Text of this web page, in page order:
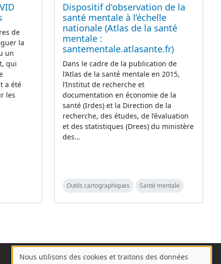
de
la
un
qui
a été
les
Dispositif d'observation de la
santé mentale à l’échelle
nationale (Atlas de la santé
mentale :
santementale.atlasante.fr)
Dans le cadre de la publication de
l’Atlas de la santé mentale en 2015,
l’Institut de recherche et
documentation en économie de la
santé (Irdes) et la Direction de la
recherche, des études, de l’évaluation
et des statistiques (Drees) du ministère
des…
Outils cartographiques Santé mentale
Nous utilisons des cookies et traitons des données